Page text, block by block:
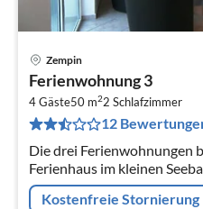
Zempin
Ferienwohnung 3
4 Gäste50 m22 Schlafzimmer
12
Die drei Ferienwohnungen
Ferienhaus im kleinen
feinsandigen Ostseestrand
Kostenfreie Stornierung